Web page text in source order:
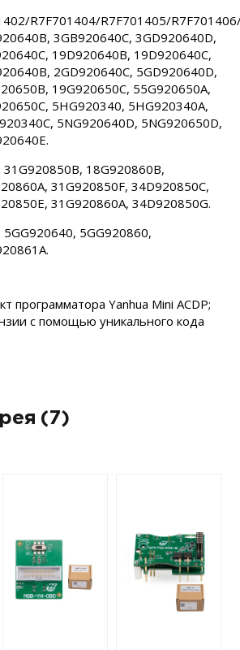
R7F701404/R7F701405/
3GB920640C, 3GD920640D,
19D920640B, 19D920640C,
2GD920640C, 5GD920640D,
19G920650C, 55G920650A,
5HG920340, 5HG920340A,
5NG920640D, 5NG920650D,
18G920860B,
31G920850F, 34D920850C,
31G920860A, 34D920850G.
5GG920860,
программатора Yanhua Mini ACDP;
с помощью уникального кода
(7)